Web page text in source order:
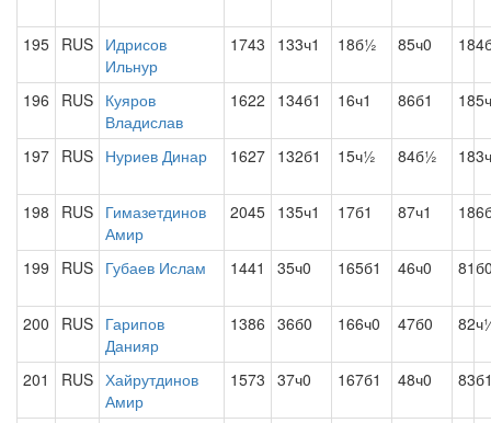
195 RUS Идрисов
Ильнур
1743 133ч1 18б½ 85ч0
196 RUS Куяров
Владислав
1622 134б1 16ч1 86б1
197 RUS Нуриев Динар 1627 132б1 15ч½ 84б½
198 RUS Гимазетдинов
Амир
2045 135ч1 17б1 87ч1
199 RUS Губаев Ислам 1441 35ч0 165б1 46ч0
200 RUS Гарипов
Данияр
1386 36б0 166ч0 47б0
201 RUS Хайрутдинов
Амир
1573 37ч0 167б1 48ч0